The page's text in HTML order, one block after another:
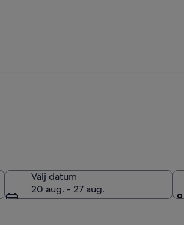
Välj datum
20 aug. - 27 aug.